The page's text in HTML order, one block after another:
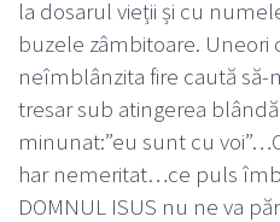
la dosarul vieții și cu
buzele zâmbitoare. Uneori
neîmblânzita fire caută
tresar sub atingerea
minunat:”eu sunt cu
har nemeritat…ce puls
DOMNUL ISUS nu ne va